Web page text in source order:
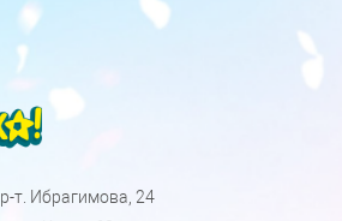
т. Ибрагимова, 24